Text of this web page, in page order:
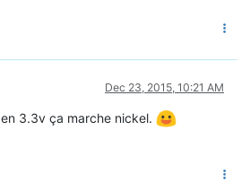
Dec 23, 2015, 10:21 AM
3.3v ça marche nickel.